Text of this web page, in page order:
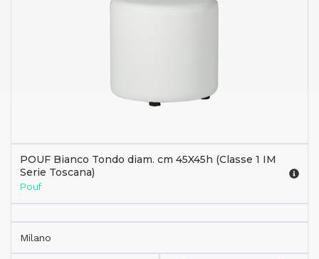
POUF Bianco Tondo diam. cm 45X45h (Classe 1 IM
Serie Toscana)
Pouf
Milano